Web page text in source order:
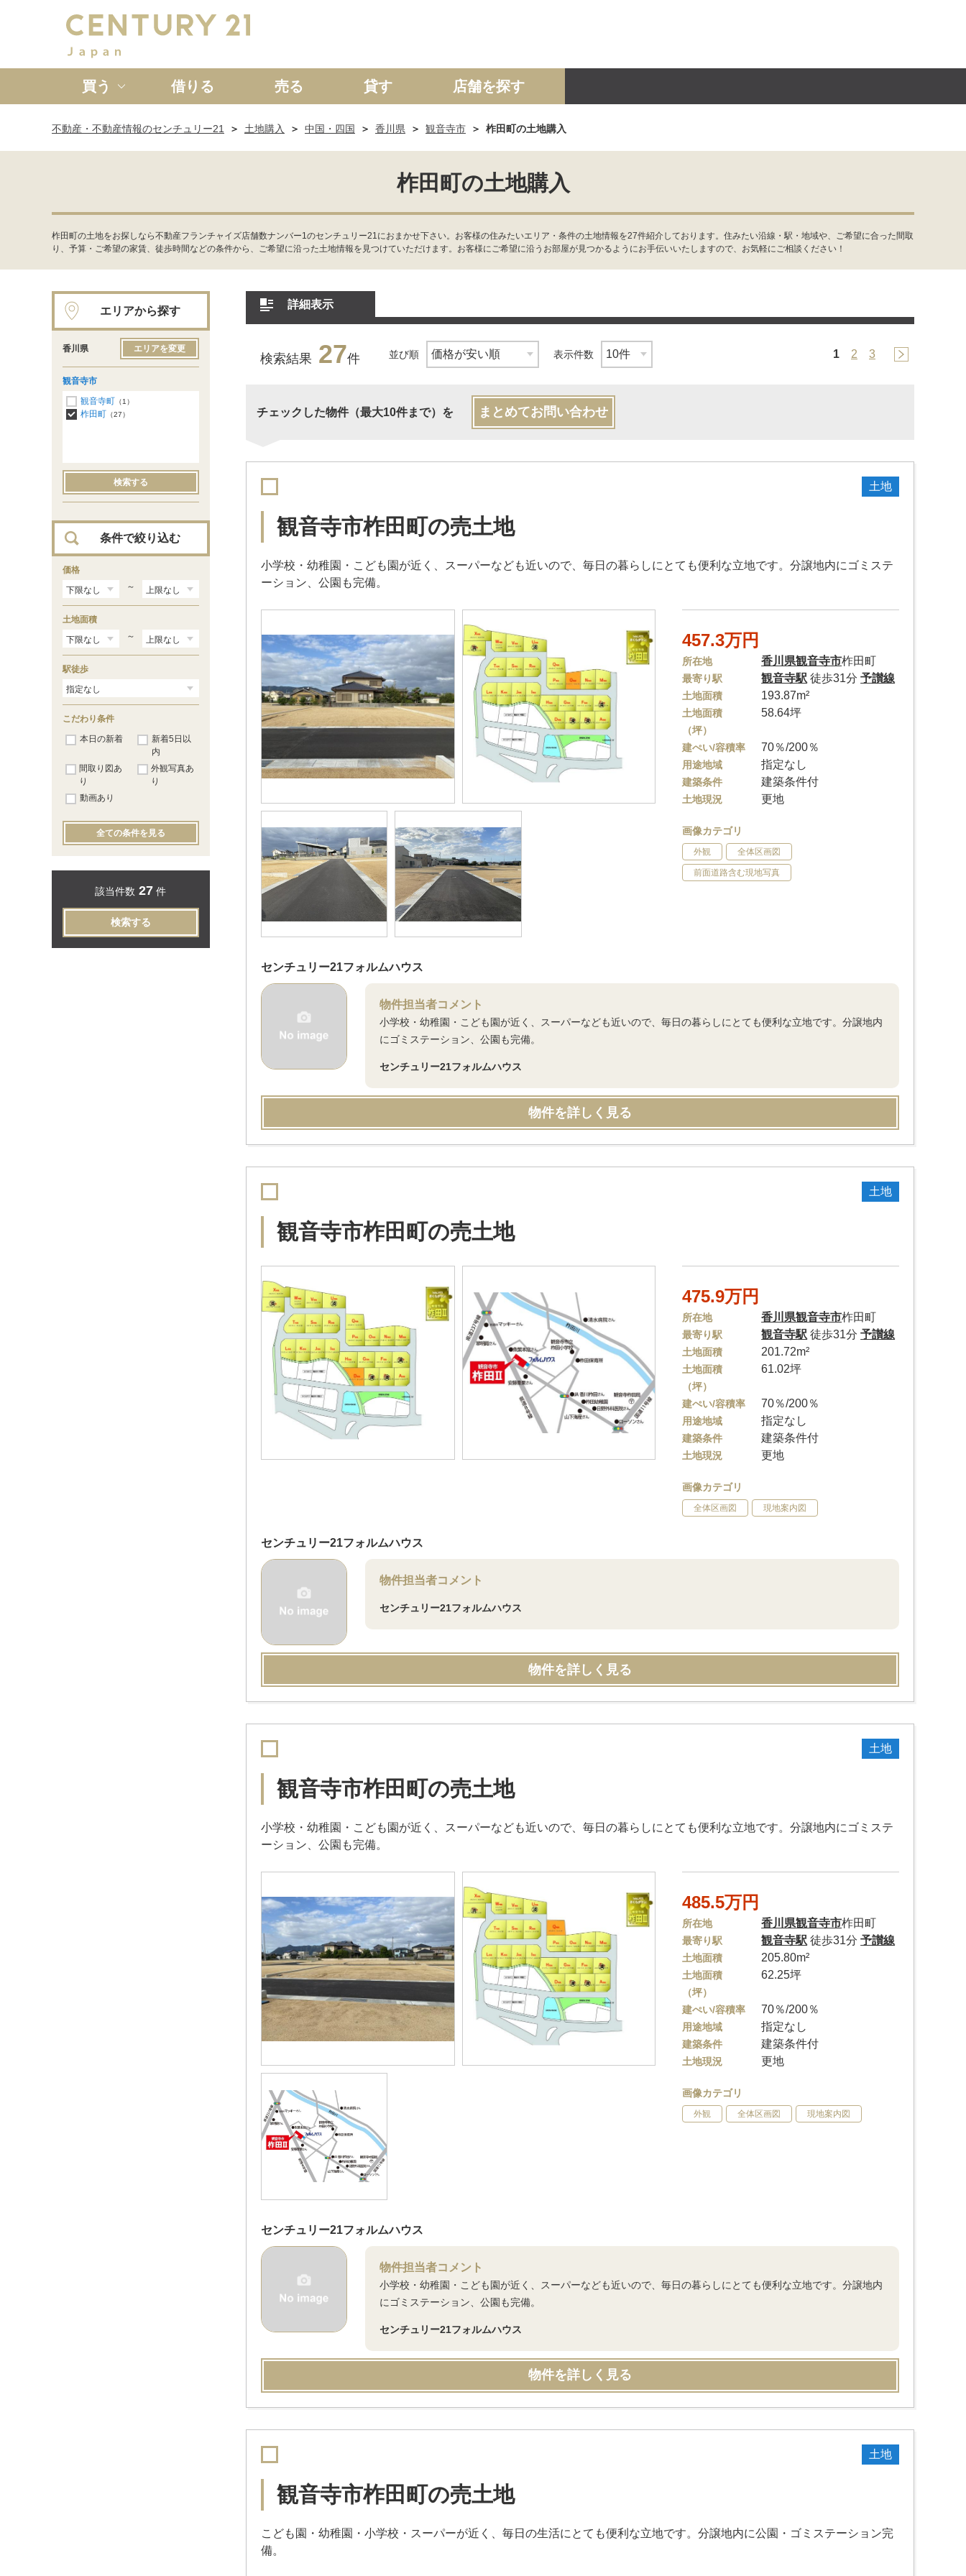
買う
新築一戸建て 中古一戸建て マンション 土地 事業投資用
借りる 売る 貸す 店舗を探す
不動産・不動産情報のセンチュリー21 土地購入 中国・四国 香川県 観音寺市 柞田町の土地購入
柞田町の土地購入
柞田町の土地をお探しなら不動産フランチャイズ店舗数ナンバー1のセンチュリー21におまかせ下さい。お客様の住みたいエリア・条件の土地情報を27件紹介しております。住みたい沿線・駅・地域や、ご希望に合った間取
り、予算・ご希望の家賃、徒歩時間などの条件から、ご希望に沿った土地情報を見つけていただけます。お客様にご希望に沿うお部屋が見つかるようにお手伝いいたしますので、お気軽にご相談ください！
詳細表示
検索結果 27件 並び順 表示件数 1 2 3
チェックした物件（最大10件まで）を まとめてお問い合わせ
土地
観音寺市柞田町の売土地
小学校・幼稚園・こども園が近く、スーパーなども近いので、毎日の暮らしにとても便利な立地です。分譲地内にゴミステ
ーション、公園も完備。
457.3万円
所在地 香川県観音寺市柞田町
最寄り駅 観音寺駅 徒歩31分予讃線
土地面積 193.87m²
土地面積
（坪）
58.64坪
建ぺい/容積率 70％/200％
用途地域 指定なし
建築条件 建築条件付
土地現況 更地
画像カテゴリ
外観 全体区画図
前面道路含む現地写真
センチュリー21フォルムハウス
物件担当者コメント
小学校・幼稚園・こども園が近く、スーパーなども近いので、毎日の暮らしにとても便利な立地です。分譲地内
にゴミステーション、公園も完備。
センチュリー21フォルムハウス
物件を詳しく見る
土地
観音寺市柞田町の売土地
475.9万円
所在地 香川県観音寺市柞田町
最寄り駅 観音寺駅 徒歩31分予讃線
土地面積 201.72m²
土地面積
（坪）
61.02坪
建ぺい/容積率 70％/200％
用途地域 指定なし
建築条件 建築条件付
土地現況 更地
画像カテゴリ
全体区画図 現地案内図
センチュリー21フォルムハウス
物件担当者コメント
センチュリー21フォルムハウス
物件を詳しく見る
土地
観音寺市柞田町の売土地
小学校・幼稚園・こども園が近く、スーパーなども近いので、毎日の暮らしにとても便利な立地です。分譲地内にゴミステ
ーション、公園も完備。
485.5万円
所在地 香川県観音寺市柞田町
最寄り駅 観音寺駅 徒歩31分予讃線
土地面積 205.80m²
土地面積
（坪）
62.25坪
建ぺい/容積率 70％/200％
用途地域 指定なし
建築条件 建築条件付
土地現況 更地
画像カテゴリ
外観 全体区画図 現地案内図
センチュリー21フォルムハウス
物件担当者コメント
小学校・幼稚園・こども園が近く、スーパーなども近いので、毎日の暮らしにとても便利な立地です。分譲地内
にゴミステーション、公園も完備。
センチュリー21フォルムハウス
物件を詳しく見る
土地
観音寺市柞田町の売土地
こども園・幼稚園・小学校・スーパーが近く、毎日の生活にとても便利な立地です。分譲地内に公園・ゴミステーション完
備。
エリアから探す
香川県 エリアを変更
観音寺市
観音寺町 （1）
柞田町 （27）
検索する
条件で絞り込む
価格
～
土地面積
～
駅徒歩
こだわり条件
本日の新着
新着5日以
内
間取り図あ
り
外観写真あ
り
動画あり
全ての条件を見る
該当件数 27 件
検索する